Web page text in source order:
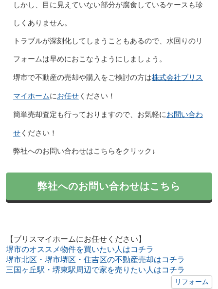
しかし、目に見えていない部分が腐食しているケースも珍
しくありません。
トラブルが深刻化してしまうこともあるので、水回りのリ
フォームは早めにおこなうようにしましょう。
堺市で不動産の売却や購入をご検討の方は株式会社ブリス
マイホームにお任せください！
簡単売却査定も行っておりますので、お気軽にお問い合わ
せください！
弊社へのお問い合わせはこちらをクリック↓
弊社へのお問い合わせはこちら
【ブリスマイホームにお任せください】
堺市のオススメ物件を買いたい人はコチラ
堺市北区・堺市堺区・住吉区の不動産売却はコチラ
三国ヶ丘駅・堺東駅周辺で家を売りたい人はコチラ
リフォーム